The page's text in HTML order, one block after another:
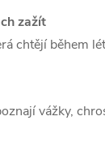
zažít
chtějí během
vážky,